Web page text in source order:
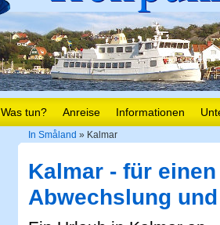
Was tun? Anreise Informationen
In Småland » Kalmar
Kalmar - für
Abwechslung